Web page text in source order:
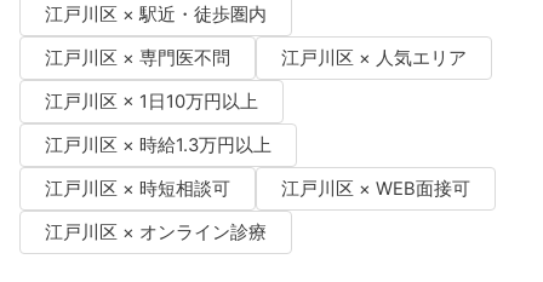
江戸川区 × 駅近・徒歩圏内
江戸川区 × 専門医不問
江戸川区 × 人気エリア
江戸川区 × 1日10万円以上
江戸川区 × 時給1.3万円以上
江戸川区 × 時短相談可
江戸川区 × WEB面接可
江戸川区 × オンライン診療